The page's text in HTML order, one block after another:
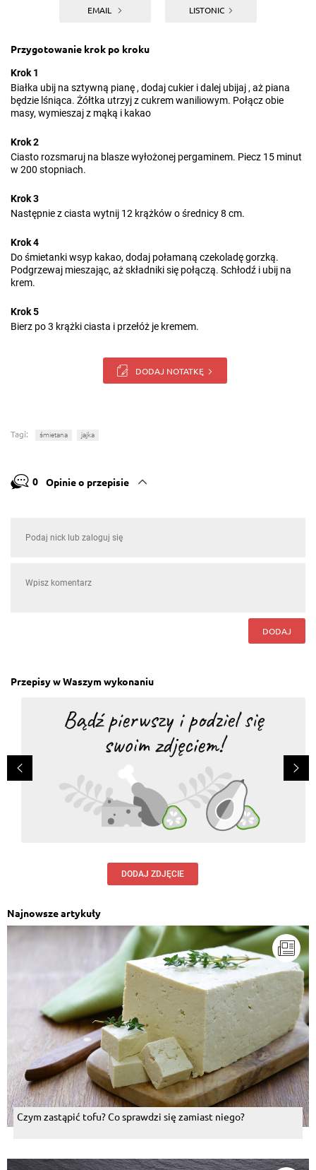
EMAIL LISTONIC
Przygotowanie krok po kroku
Krok 1
Białka ubij na sztywną pianę , dodaj cukier i dalej ubijaj , aż piana
będzie lśniąca. Żółtka utrzyj z cukrem waniliowym. Połącz obie
masy, wymieszaj z mąką i kakao
Krok 2
Ciasto rozsmaruj na blasze wyłożonej pergaminem. Piecz 15 minut
w 200 stopniach.
Krok 3
Następnie z ciasta wytnij 12 krążków o średnicy 8 cm.
Krok 4
Do śmietanki wsyp kakao, dodaj połamaną czekoladę gorzką.
Podgrzewaj mieszając, aż składniki się połączą. Schłodź i ubij na
krem.
Krok 5
Bierz po 3 krążki ciasta i przełóż je kremem.
DODAJ NOTATKĘ
Tagi: śmietana jajka
0 Opinie o przepisie
DODAJ
Przepisy w Waszym wykonaniu
DODAJ ZDJĘCIE
Najnowsze artykuły
Czym zastąpić tofu? Co sprawdzi się zamiast niego?